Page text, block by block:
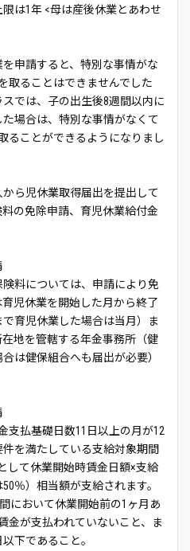
限は1年 <母は産後休業とあわせ
申請すると、特別な事情がな
取ることはできませんでした
では、子の出生後8週間以内に
場合は、特別な事情がなくて
ることができるようになりまし
ら児休業取得届出を提出して
の免除申請、育児休業給付金
料については、申請により免
児休業を開始した月から終了
育児休業した場合は当月）ま
地を管轄する年金事務所（健
は健保組合へも届出が必要）
支払基礎日数11日以上の月が12
を満たしている支給対象期間
して休業開始時賃金日額×支給
％）相当額が支給されます。
において休業開始前の1ヶ月あ
金が支払われていないこと、ま
下であること。